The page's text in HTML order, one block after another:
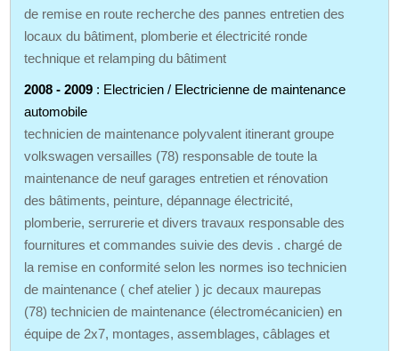
de remise en route recherche des pannes entretien des
locaux du bâtiment, plomberie et électricité ronde
technique et relamping du bâtiment
2008 - 2009 : Electricien / Electricienne de maintenance
automobile
technicien de maintenance polyvalent itinerant groupe
volkswagen versailles (78) responsable de toute la
maintenance de neuf garages entretien et rénovation
des bâtiments, peinture, dépannage électricité,
plomberie, serrurerie et divers travaux responsable des
fournitures et commandes suivie des devis . chargé de
la remise en conformité selon les normes iso technicien
de maintenance ( chef atelier ) jc decaux maurepas
(78) technicien de maintenance (électromécanicien) en
équipe de 2x7, montages, assemblages, câblages et